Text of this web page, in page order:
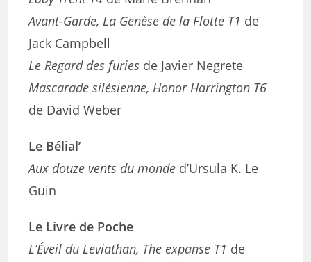
Avant-Garde, La Genèse de la Flotte T1 de
Jack Campbell
Le Regard des furies de Javier Negrete
Mascarade silésienne, Honor Harrington T6
de David Weber
Le Bélial’
Aux douze vents du monde d’Ursula K. Le
Guin
Le Livre de Poche
L’Éveil du Leviathan, The expanse T1 de